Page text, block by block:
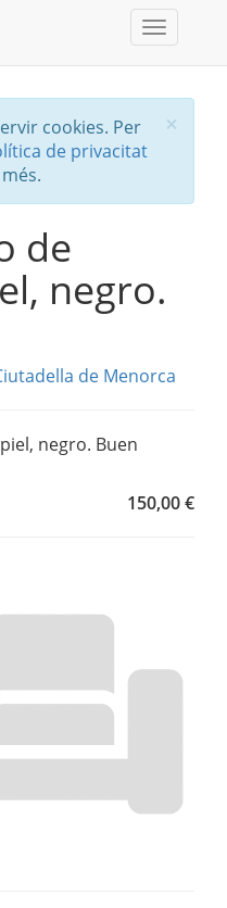
Toggle
×
cookies. Per
de privacitat
de
negro.
de Menorca
negro. Buen
150,00 €